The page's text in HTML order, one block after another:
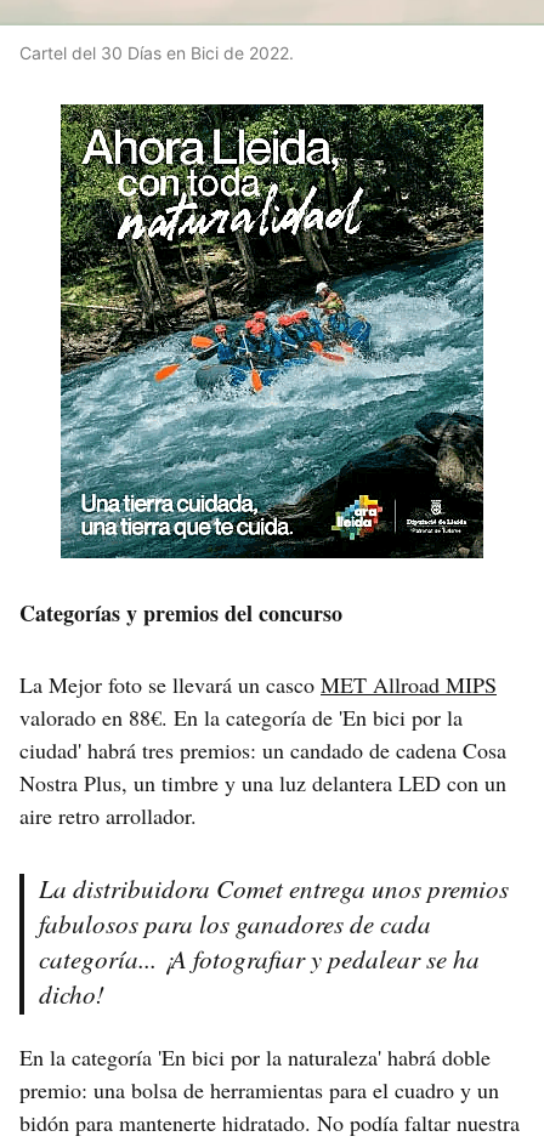
Cartel del 30 Días en Bici de 2022.
Categorías y premios del concurso
La Mejor foto se llevará un casco MET Allroad MIPS
valorado en 88€. En la categoría de 'En bici por la
ciudad' habrá tres premios: un candado de cadena Cosa
Nostra Plus, un timbre y una luz delantera LED con un
aire retro arrollador.
La distribuidora Comet entrega unos premios
fabulosos para los ganadores de cada
categoría... ¡A fotografiar y pedalear se ha
dicho!
En la categoría 'En bici por la naturaleza' habrá doble
premio: una bolsa de herramientas para el cuadro y un
bidón para mantenerte hidratado. No podía faltar nuestra